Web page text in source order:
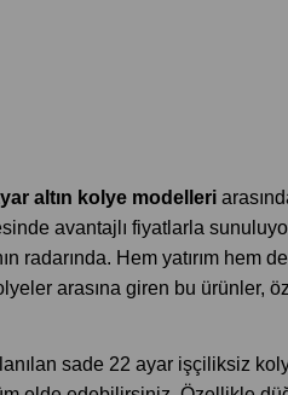
altın kolye modelleri
avantajlı fiyatlarla
radarında. Hem yatırım hem
arasına giren bu ürünler,
sade 22 ayar işçiliksiz